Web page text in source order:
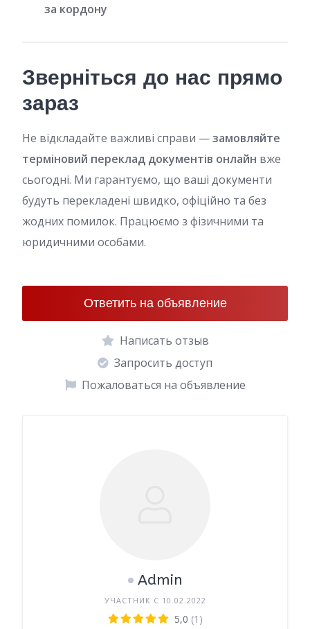
за кордону
Зверніться до нас прямо
зараз
Не відкладайте важливі справи —замовляйте
терміновий переклад документів онлайн вже
сьогодні. Ми гарантуємо, що ваші документи
будуть перекладені швидко, офіційно та без
жодних помилок. Працюємо з фізичними та
юридичними особами.
Ответить на объявление
Написать отзыв
Запросить доступ
Пожаловаться на объявление
Admin
УЧАСТНИК С 10.02.2022
5,0 (1)